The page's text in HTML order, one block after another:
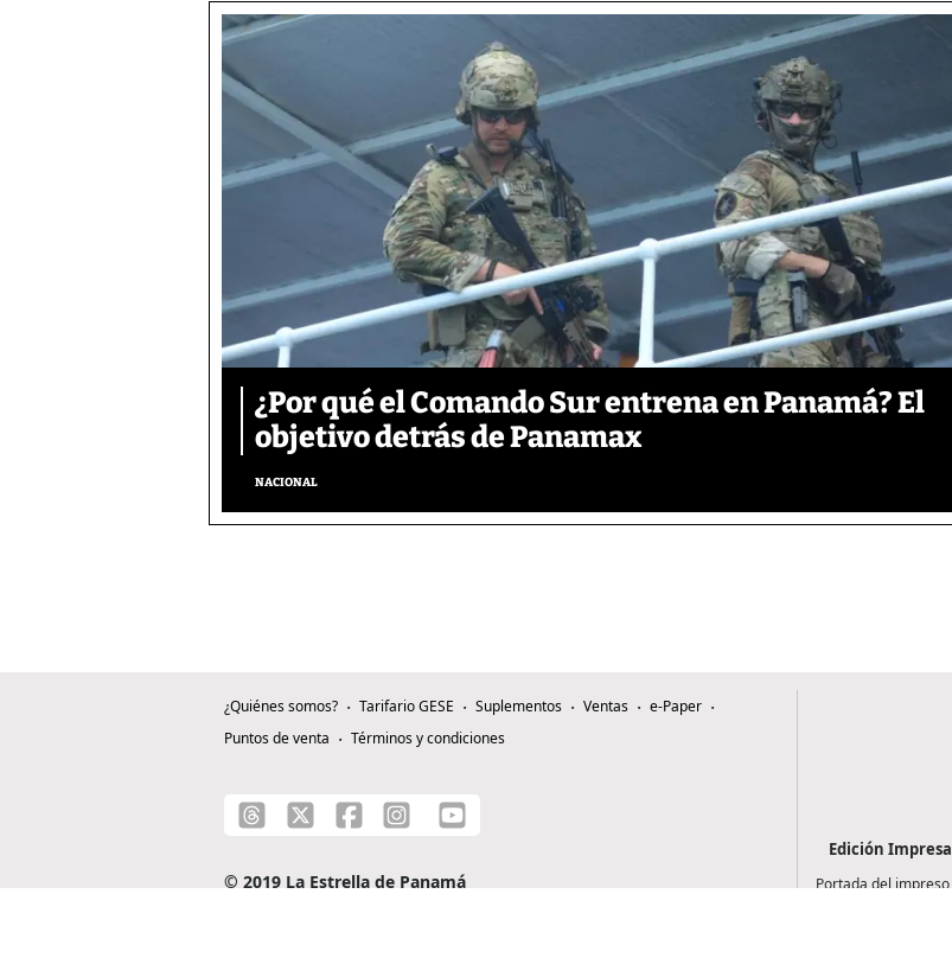
¿Por qué el Comando Sur entrena en Panamá? El
objetivo detrás de Panamax
NACIONAL
¿Quiénes somos? Tarifario GESE Suplementos Ventas
e-Paper
Puntos de venta
Términos y condiciones
© 2019 La Estrella de Panamá
Edición Impresa
Portada del impreso